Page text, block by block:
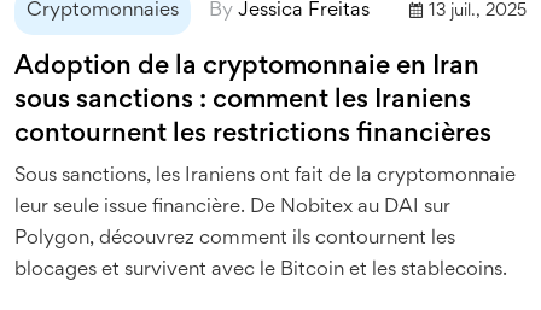
Cryptomonnaies By Jessica Freitas 13 juil., 2025
Adoption de la cryptomonnaie en Iran
sous sanctions : comment les Iraniens
contournent les restrictions financières
Sous sanctions, les Iraniens ont fait de la cryptomonnaie
leur seule issue financière. De Nobitex au DAI sur
Polygon, découvrez comment ils contournent les
blocages et survivent avec le Bitcoin et les stablecoins.